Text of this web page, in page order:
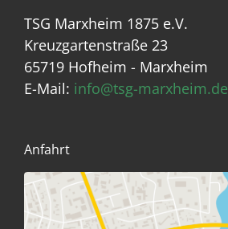
TSG Marxheim 1875 e.V.
Kreuzgartenstraße 23
65719 Hofheim - Marxheim
E-Mail: info@tsg-marxheim.de
Anfahrt